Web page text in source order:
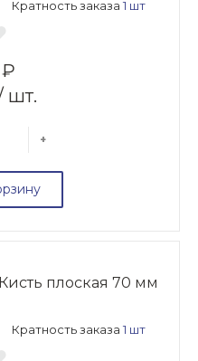
Кратность заказа 1 шт
шт.
+
Кисть плоская 70 мм
Кратность заказа 1 шт